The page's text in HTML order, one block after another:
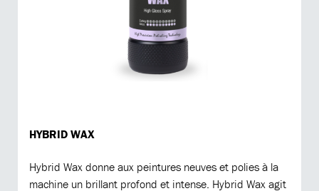
HYBRID WAX
Hybrid Wax donne aux peintures neuves et polies à la
machine un brillant profond et intense. Hybrid Wax agit